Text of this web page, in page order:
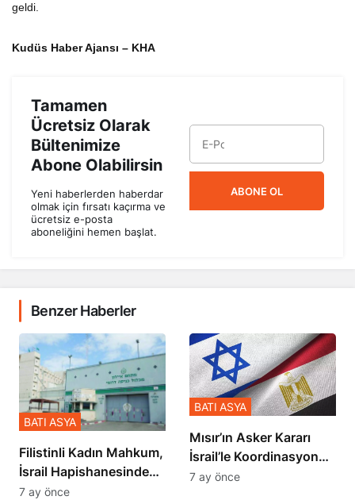
geldi.
Kudüs Haber Ajansı – KHA
Tamamen
Ücretsiz Olarak
Bültenimize
Abone Olabilirsin
Yeni haberlerden haberdar
olmak için fırsatı kaçırma ve
ücretsiz e-posta
aboneliğini hemen başlat.
ABONE OL
Benzer Haberler
Filistinli Kadın Mahkum,
İsrail Hapishanesindeki
Zulmü Anlattı
BATI ASYA
7 ay önce
Mısır’ın Asker Kararı
İsrail’le Koordinasyon
İçinde Gerçekleşmiş
BATI ASYA
7 ay önce